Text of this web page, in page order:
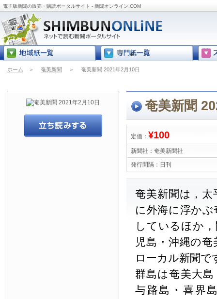
電子版新聞の販売・購読ポータルサイト - 新聞オンライン.COM
ホーム ＞ 奄美新聞 ＞ 奄美新聞 2021年2月10日
奄美新聞
定価： ¥100
新聞社： 奄美新聞社
発行間隔： 日刊
奄美新聞は，
に外海に浮か
しているほか
児島・沖縄の
ローカル新聞で
群島は奄美大
与路島・喜界